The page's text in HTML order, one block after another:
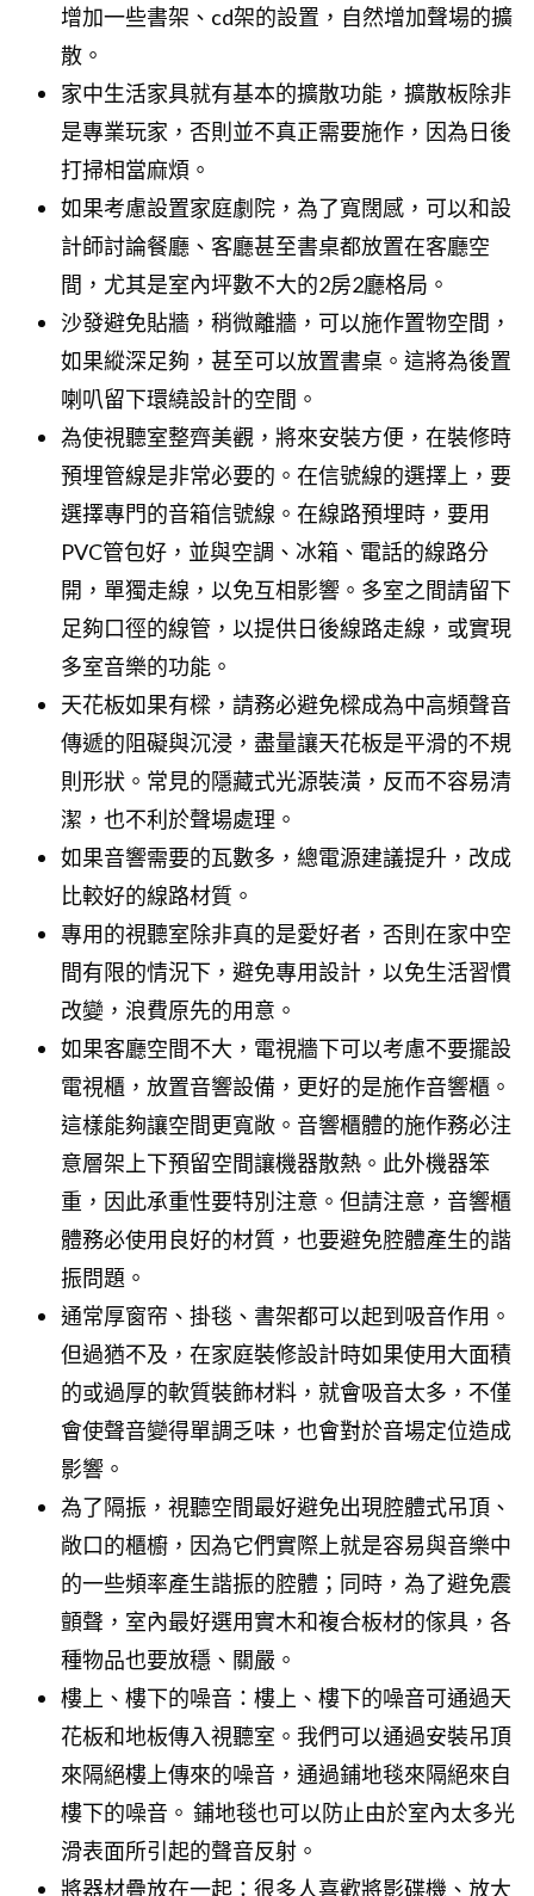
增加一些書架、cd架的設置，自然增加聲場的擴
散。
家中生活家具就有基本的擴散功能，擴散板除非
是專業玩家，否則並不真正需要施作，因為日後
打掃相當麻煩。
如果考慮設置家庭劇院，為了寬闊感，可以和設
計師討論餐廳、客廳甚至書桌都放置在客廳空
間，尤其是室內坪數不大的2房2廳格局。
沙發避免貼牆，稍微離牆，可以施作置物空間，
如果縱深足夠，甚至可以放置書桌。這將為後置
喇叭留下環繞設計的空間。
為使視聽室整齊美觀，將來安裝方便，在裝修時
預埋管線是非常必要的。在信號線的選擇上，要
選擇專門的音箱信號線。在線路預埋時，要用
PVC管包好，並與空調、冰箱、電話的線路分
開，單獨走線，以免互相影響。多室之間請留下
足夠口徑的線管，以提供日後線路走線，或實現
多室音樂的功能。
天花板如果有樑，請務必避免樑成為中高頻聲音
傳遞的阻礙與沉浸，盡量讓天花板是平滑的不規
則形狀。常見的隱藏式光源裝潢，反而不容易清
潔，也不利於聲場處理。
如果音響需要的瓦數多，總電源建議提升，改成
比較好的線路材質。
專用的視聽室除非真的是愛好者，否則在家中空
間有限的情況下，避免專用設計，以免生活習慣
改變，浪費原先的用意。
如果客廳空間不大，電視牆下可以考慮不要擺設
電視櫃，放置音響設備，更好的是施作音響櫃。
這樣能夠讓空間更寬敞。音響櫃體的施作務必注
意層架上下預留空間讓機器散熱。此外機器笨
重，因此承重性要特別注意。但請注意，音響櫃
體務必使用良好的材質，也要避免腔體產生的諧
振問題。
通常厚窗帘、掛毯、書架都可以起到吸音作用。
但過猶不及，在家庭裝修設計時如果使用大面積
的或過厚的軟質裝飾材料，就會吸音太多，不僅
會使聲音變得單調乏味，也會對於音場定位造成
影響。
為了隔振，視聽空間最好避免出現腔體式吊頂、
敞口的櫃櫥，因為它們實際上就是容易與音樂中
的一些頻率產生諧振的腔體；同時，為了避免震
顫聲，室內最好選用實木和複合板材的傢具，各
種物品也要放穩、關嚴。
樓上、樓下的噪音：樓上、樓下的噪音可通過天
花板和地板傳入視聽室。我們可以通過安裝吊頂
來隔絕樓上傳來的噪音，通過鋪地毯來隔絕來自
樓下的噪音。 鋪地毯也可以防止由於室內太多光
滑表面所引起的聲音反射。
將器材疊放在一起：很多人喜歡將影碟機、放大